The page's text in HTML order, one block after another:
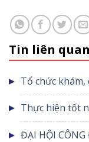
Tin liên quan
Tổ chức khám,
học sinh, giáo
Yên Lạc
Thực hiện tốt
trong phòng
ĐẠI HỘI CÔNG